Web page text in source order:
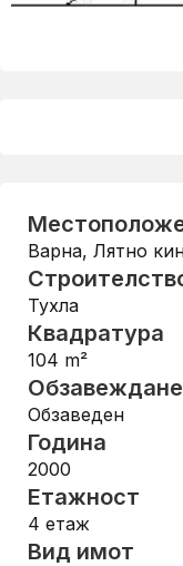
Варна, Лятно
Тухла
Квадратура
104 m²
Обзавеждане
Обзаведен
Година
2000
Етажност
4 етаж
Вид имот